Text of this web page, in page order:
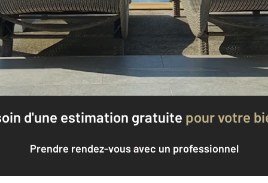
d'une estimation gratuite pour votre
Prendre rendez-vous avec un professionnel